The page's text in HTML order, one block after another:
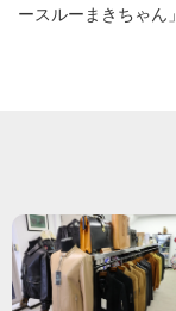
ースルーまきちゃん」